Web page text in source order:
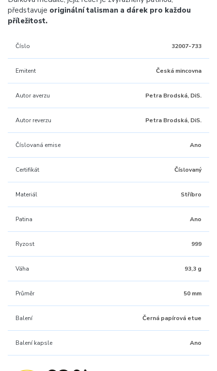
představuje originální talisman a dárek pro každou
příležitost.
Číslo 32007-733
Emitent Česká mincovna
Autor averzu Petra Brodská, DiS.
Autor reverzu Petra Brodská, DiS.
Číslovaná emise Ano
Certifikát Číslovaný
Materiál Stříbro
Patina Ano
Ryzost 999
Váha 93,3 g
Průměr 50 mm
Balení Černá papírová etue
Balení kapsle Ano